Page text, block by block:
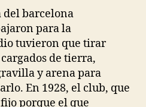
para la
tuvieron que tirar
de tierra,
y arena para
En 1928, el club, que
porque el que